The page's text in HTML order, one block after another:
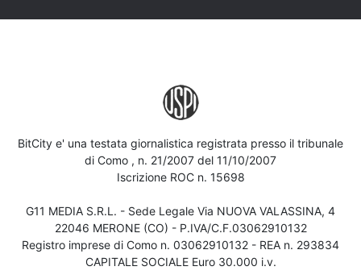
BitCity e' una testata giornalistica registrata presso il tribunale
di Como , n. 21/2007 del 11/10/2007
Iscrizione ROC n. 15698
G11 MEDIA S.R.L. - Sede Legale Via NUOVA VALASSINA, 4
22046 MERONE (CO) - P.IVA/C.F.03062910132
Registro imprese di Como n. 03062910132 - REA n. 293834
CAPITALE SOCIALE Euro 30.000 i.v.